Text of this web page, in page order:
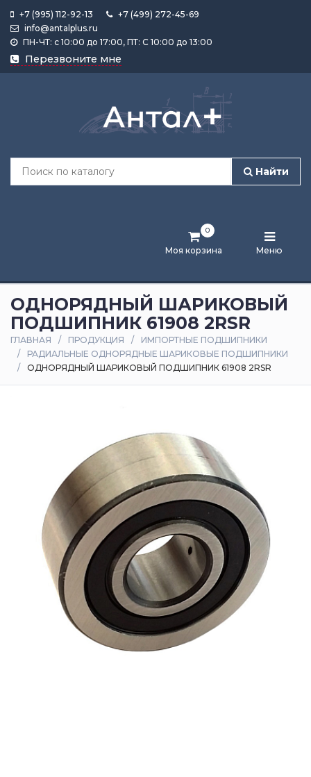
+7 (995) 112-92-13
+7 (499) 272-45-69
info@antalplus.ru
ПН-ЧТ: с 10:00 до 17:00, ПТ: С 10:00 до 13:00
Перезвоните мне
Найти
Моя корзина
0
Меню
Каталог
продукции
Лента
и
статьи
Оплата
доставка
ОДНОРЯДНЫЙ ШАРИКОВЫЙ
ПОДШИПНИК 61908 2RSR
ГЛАВНАЯ ПРОДУКЦИЯ
ИМПОРТНЫЕ ПОДШИПНИКИ
РАДИАЛЬНЫЕ ОДНОРЯДНЫЕ ШАРИКОВЫЕ ПОДШИПНИКИ
ОДНОРЯДНЫЙ ШАРИКОВЫЙ ПОДШИПНИК 61908 2RSR